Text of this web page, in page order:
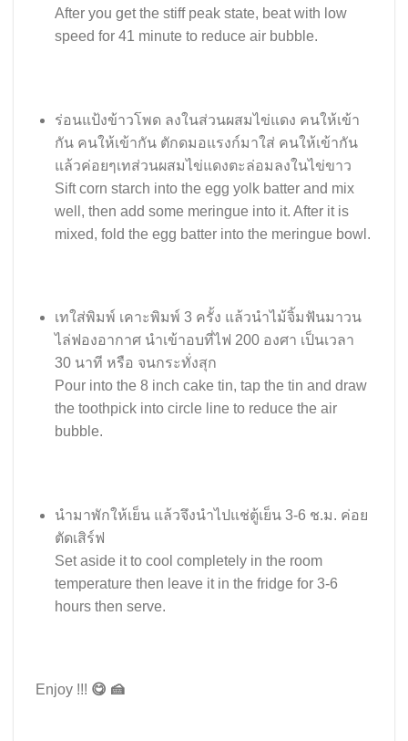
After you get the stiff peak state, beat with low
speed for 41 minute to reduce air bubble.
ร่อนแป้งข้าวโพด ลงในส่วนผสมไข่แดง คนให้เข้า
กัน คนให้เข้ากัน ตักดมอแรงก์มาใส่ คนให้เข้ากัน
แล้วค่อยๆเทส่วนผสมไข่แดงตะล่อมลงในไข่ขาว
Sift corn starch into the egg yolk batter and mix
well, then add some meringue into it. After it is
mixed, fold the egg batter into the meringue bowl.
เทใส่พิมพ์ เคาะพิมพ์ 3 ครั้ง แล้วนำไม้จิ้มฟันมาวน
ไล่ฟองอากาศ นำเข้าอบที่ไฟ 200 องศา เป็นเวลา
30 นาที หรือ จนกระทั่งสุก
Pour into the 8 inch cake tin, tap the tin and draw
the toothpick into circle line to reduce the air
bubble.
นำมาพักให้เย็น แล้วจึงนำไปแช่ตู้เย็น 3-6 ช.ม. ค่อย
ตัดเสิร์ฟ
Set aside it to cool completely in the room
temperature then leave it in the fridge for 3-6
hours then serve.
Enjoy !!! 😋 🍰